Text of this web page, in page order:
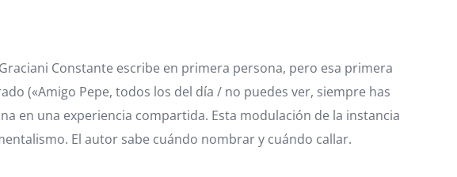
Constante escribe en primera persona, pero esa primera
(«Amigo Pepe, todos los del día / no puedes ver, siempre has
en una experiencia compartida. Esta modulación de la instancia
El autor sabe cuándo nombrar y cuándo callar.